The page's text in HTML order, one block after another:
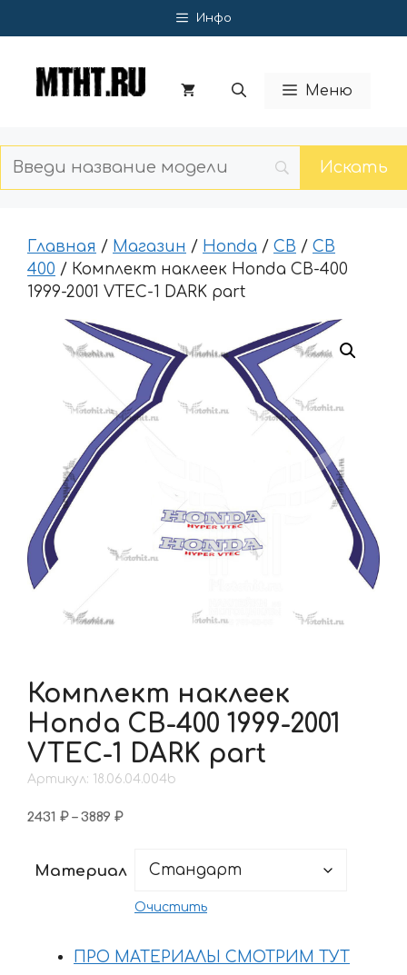
к
Инфо
Меню
Главная / Магазин / Honda / CB / CB
400 / Комплект наклеек Honda CB-400
1999-2001 VTEC-1 DARK part
Комплект наклеек
Honda CB-400 1999-2001
VTEC-1 DARK part
Артикул: 18.06.04.004b
2431 ₽ – 3889 ₽Диапазон
–
Материал
Очистить
ПРО МАТЕРИАЛЫ СМОТРИМ ТУТ